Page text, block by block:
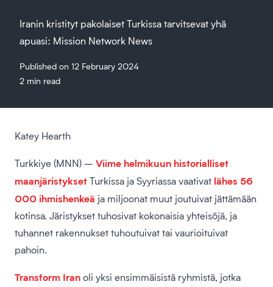
Iranin kristityt pakolaiset Turkissa tarvitsevat yhä
apuasi: Mission Network News
Published on 12 February 2024
2 min read
Katey Hearth
Turkkiye (MNN) – Viime helmikuun historialliset
maanjäristyksetTurkissa ja Syyriassa vaativat lähes 56
000 ihmishenkeä ja miljoonat muut joutuivat jättämään
kotinsa. Järistykset tuhosivat kokonaisia yhteisöjä, ja
tuhannet rakennukset tuhoutuivat tai vaurioituivat
pahoin.
Transform Iranoli yksi ensimmäisistä ryhmistä, jotka